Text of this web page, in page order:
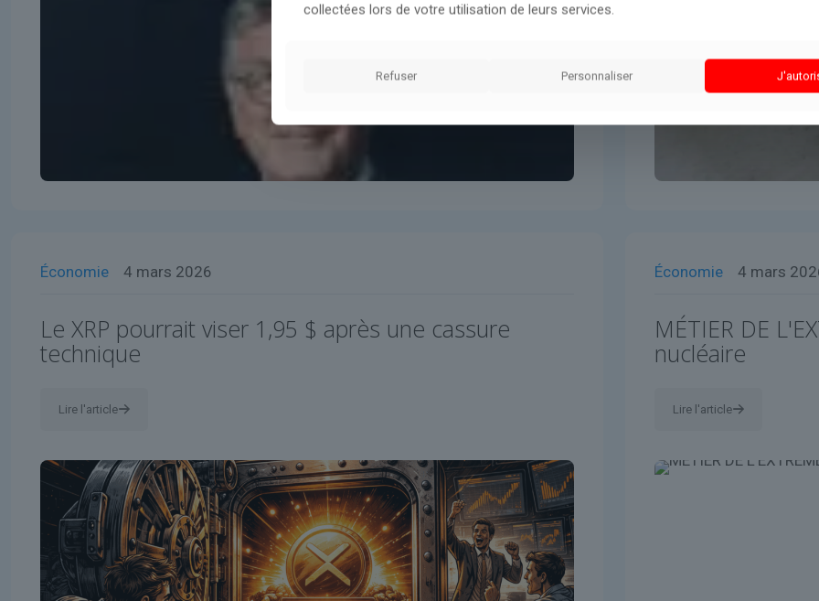
Économie 4 mars 2026
Le XRP pourrait viser 1,95 $ après une cassure
technique
Lire l'article
Économie 4 mars
MÉTIER DE
nucléaire
Lire l'article
collectées lors de votre utilisation de leurs services.
Refuser Personnaliser